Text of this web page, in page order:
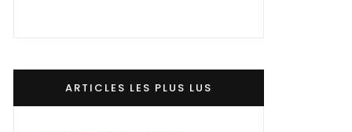
ARTICLES LES PLUS LUS